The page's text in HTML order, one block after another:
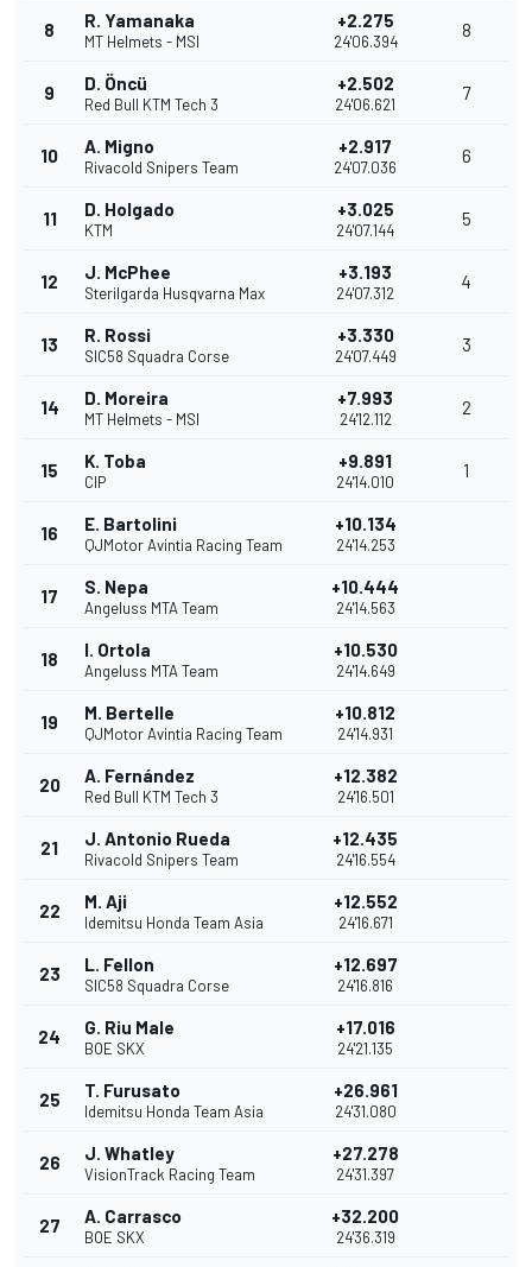
8 R. Yamanaka
MT Helmets - MSI
+2.275
24'06.394
8
9 D. Öncü
Red Bull KTM Tech 3
+2.502
24'06.621
7
10 A. Migno
Rivacold Snipers Team
+2.917
24'07.036
6
11 D. Holgado
KTM
+3.025
24'07.144
5
12 J. McPhee
Sterilgarda Husqvarna Max
+3.193
24'07.312
4
13 R. Rossi
SIC58 Squadra Corse
+3.330
24'07.449
3
14 D. Moreira
MT Helmets - MSI
+7.993
24'12.112
2
15 K. Toba
CIP
+9.891
24'14.010
1
16 E. Bartolini
QJMotor Avintia Racing Team
+10.134
24'14.253
17 S. Nepa
Angeluss MTA Team
+10.444
24'14.563
18 I. Ortola
Angeluss MTA Team
+10.530
24'14.649
19 M. Bertelle
QJMotor Avintia Racing Team
+10.812
24'14.931
20 A. Fernández
Red Bull KTM Tech 3
+12.382
24'16.501
21 J. Antonio Rueda
Rivacold Snipers Team
+12.435
24'16.554
22 M. Aji
Idemitsu Honda Team Asia
+12.552
24'16.671
23 L. Fellon
SIC58 Squadra Corse
+12.697
24'16.816
24 G. Riu Male
BOE SKX
+17.016
24'21.135
25 T. Furusato
Idemitsu Honda Team Asia
+26.961
24'31.080
26 J. Whatley
VisionTrack Racing Team
+27.278
24'31.397
27 A. Carrasco
BOE SKX
+32.200
24'36.319